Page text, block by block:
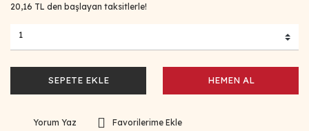
20,16 TL den başlayan taksitlerle!
SEPETE EKLE HEMEN AL
Yorum Yaz